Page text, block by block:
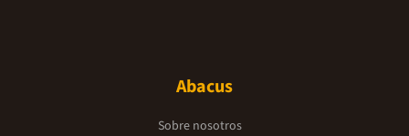
Abacus
Sobre nosotros